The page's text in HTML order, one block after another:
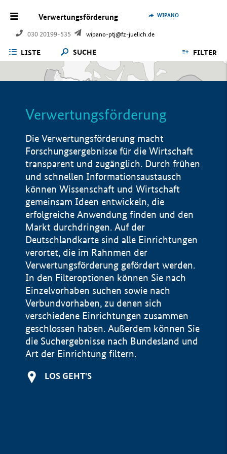
Verwertungsförderung
030 20199-535 wipano-ptj@fz-juelich.de
WIPANO
LISTE SUCHE FILTER
Verwertungsförderung
Die Verwertungsförderung macht
Forschungsergebnisse für die Wirtschaft
transparent und zugänglich. Durch frühen
und schnellen Informationsaustausch
können Wissenschaft und Wirtschaft
gemeinsam Ideen entwickeln, die
erfolgreiche Anwendung finden und den
Markt durchdringen. Auf der
Deutschlandkarte sind alle Einrichtungen
verortet, die im Rahnmen der
Verwertungsförderung gefördert werden.
In den Filteroptionen können Sie nach
Einzelvorhaben suchen sowie nach
Verbundvorhaben, zu denen sich
verschiedene Einrichtungen zusammen
geschlossen haben. Außerdem können Sie
die Suchergebnisse nach Bundesland und
Art der Einrichtung filtern.
LOS GEHT'S